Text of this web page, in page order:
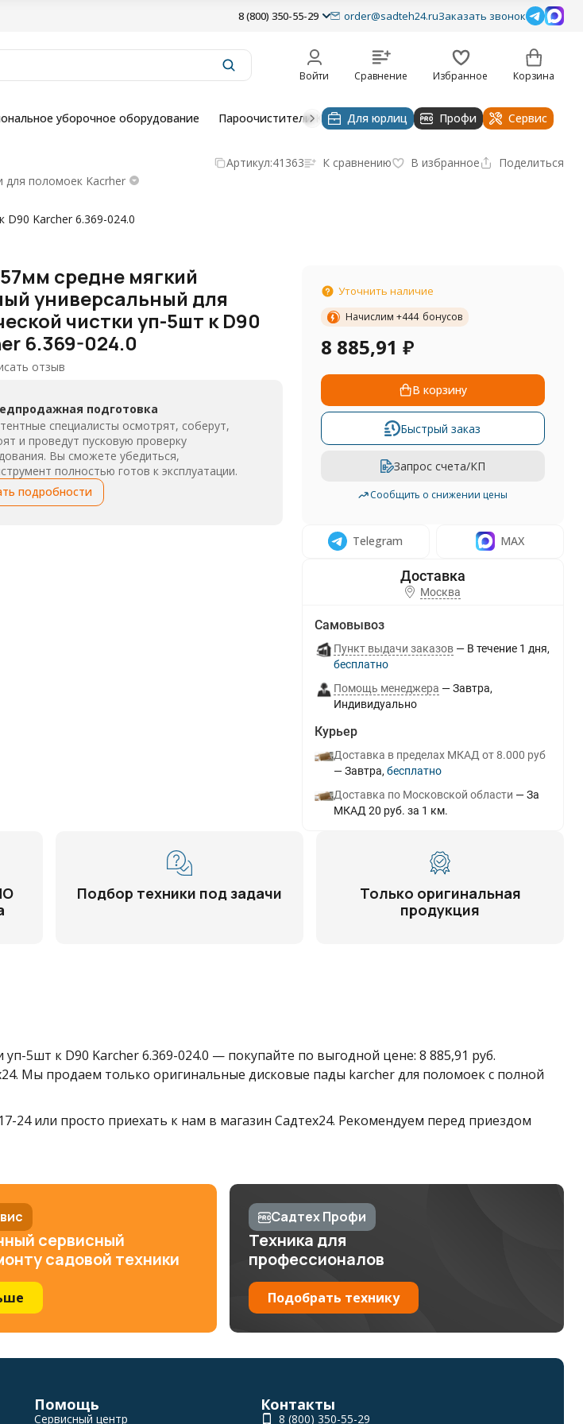
8 (800) 350-55-29 order@sadteh24.ruЗаказать звонок
Войти Сравнение Избранное Корзина
уборочное оборудование Пароочистители Karcher Насосы и оборудование для полива
Для юрлиц Профи Сервис
для поломоек Kacrher
D90 Karcher 6.369-024.0
Артикул:41363 К сравнению В избранное Поделиться
средне мягкий
универсальный для
чистки уп-5шт к D90
6.369-024.0
отзыв
подготовка
специалисты осмотрят, соберут,
и проведут пусковую проверку
Вы сможете убедиться,
полностью готов к эксплуатации.
подробности
Уточнить наличие
Начислим +444 бонусов
8 885,91 ₽
В корзину
Быстрый заказ
Запрос счета/КП
Сообщить о снижении цены
Telegram MAX
Москва
Самовывоз
Пункт выдачи заказов В течение 1 дня
Бесплатно
Помощь менеджера
Завтра
Индивидуально
Курьер
Доставка в пределах МКАД от 8.000 руб
Завтра
Бесплатно
Доставка по Московской области
За
МКАД 20 руб. за 1 км.
Подбор техники под задачи
Только оригинальная
продукция
5шт к D90 Karcher 6.369-024.0 — покупайте по выгодной цене: 8 885,91 руб.
Мы продаем только оригинальные дисковые пады karcher для поломоек с полной
24 или просто приехать к нам в магазин Садтех24. Рекомендуем перед приездом
сервисный
садовой техники
Садтех Профи
Техника для
профессионалов
Подобрать технику
Помощь
Сервисный центр
Контакты
8 (800) 350-55-29